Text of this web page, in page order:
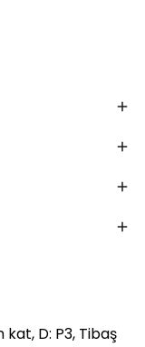
D: P3, Tibaş